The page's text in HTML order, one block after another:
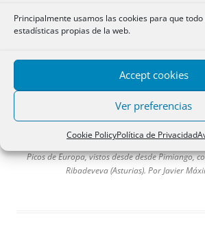
Principalmente usamos las cookies para que
estadísticas propias de la web.
Accept cookies
Ver preferencias
Cookie PolicyPolítica de Privacidad
Picos de Europa, vistos desde desde Pimiango,
Ribadeveva (Asturias). Por Javier